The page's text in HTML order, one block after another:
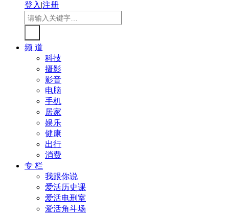
登入|注册
频 道
科技
摄影
影音
电脑
手机
居家
娱乐
健康
出行
消费
专 栏
我跟你说
爱活历史课
爱活电刑室
爱活角斗场